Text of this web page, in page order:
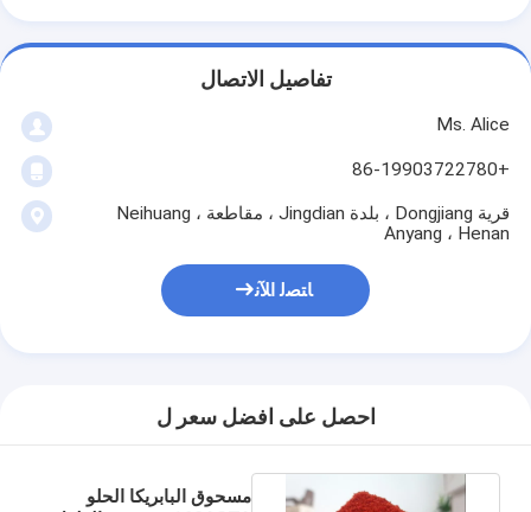
تفاصيل الاتصال
Ms. Alice
+86-19903722780
قرية Dongjiang ، بلدة Jingdian ، مقاطعة Neihuang ،
Anyang ، Henan
ﺎﺘﺼﻟ ﺍﻶﻧ
احصل على افضل سعر ل
مسحوق البابريكا الحلو